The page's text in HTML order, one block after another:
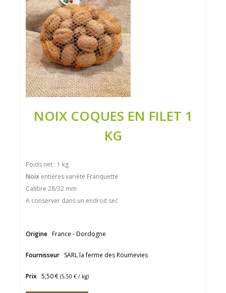
NOIX COQUES EN FILET 1
KG
Poids net : 1 kg
Noix entières variété Franquette
Calibre 28/32 mm
A conserver dans un endroit sec
Origine France - Dordogne
Fournisseur SARL la ferme des Roumevies
Prix 5,50 € (5,50 € / kg)